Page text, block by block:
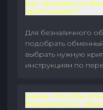
Как произвести
криптовалют?
Для безналичного
подобрать
выбрать нужную
инструкциям по
Какие способы
безналичного